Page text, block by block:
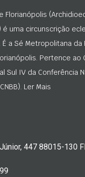
Florianópolis
é uma circunscrição
É a Sé Metropolitana da
Pertence ao
Sul IV da Conferência
Ler Mais
447 88015-130